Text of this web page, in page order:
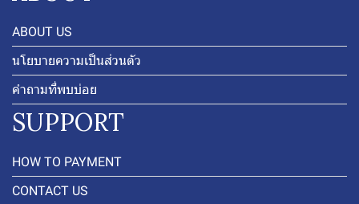
ABOUT US
นโยบายความเป็นส่วนตัว
คำถามที่พบบ่อย
SUPPORT
HOW TO PAYMENT
CONTACT US